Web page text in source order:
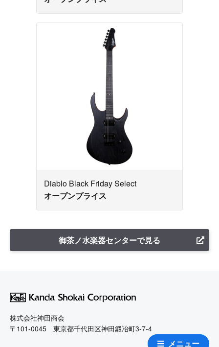
メニュー
Diablo Black Friday Select
オープンプライス
御茶ノ水楽器センターで見る
株式会社神田商会
〒101-0045 東京都千代田区神田鍛冶町3-7-4